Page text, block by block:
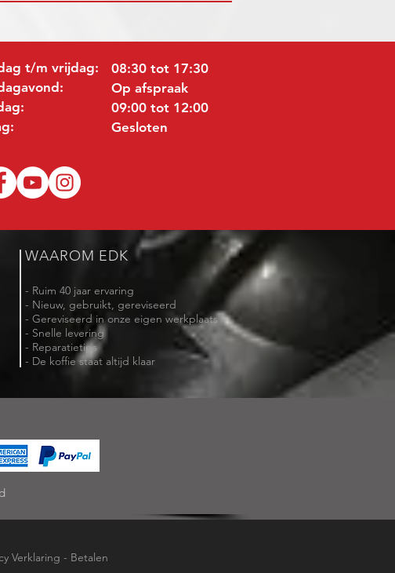
t/m vrijdag:
08:30 tot 17:30
Op afspraak
09:00 tot 12:00
Gesloten
WAAROM EDK
- Ruim 40 jaar ervaring
- Nieuw, gebruikt, gereviseerd
- Gereviseerd in onze eigen werkplaats
- Snelle levering
- Reparatietips
- De koffie staat altijd klaar
Verklaring - Betalen